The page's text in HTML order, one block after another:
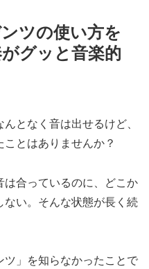
ツの使い方を
グッと音楽的
となく音は出せるけど、
とはありませんか？
合っているのに、どこか
い。そんな状態が長く続
ツ」を知らなかったことで